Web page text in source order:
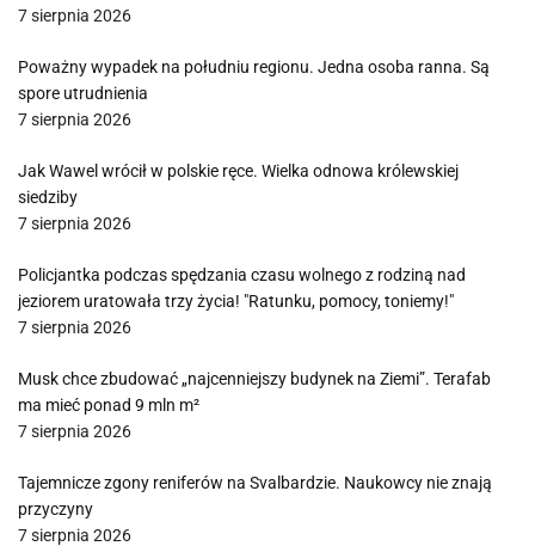
7 sierpnia 2026
Poważny wypadek na południu regionu. Jedna osoba ranna. Są
spore utrudnienia
7 sierpnia 2026
Jak Wawel wrócił w polskie ręce. Wielka odnowa królewskiej
siedziby
7 sierpnia 2026
Policjantka podczas spędzania czasu wolnego z rodziną nad
jeziorem uratowała trzy życia! "Ratunku, pomocy, toniemy!"
7 sierpnia 2026
Musk chce zbudować „najcenniejszy budynek na Ziemi”. Terafab
ma mieć ponad 9 mln m²
7 sierpnia 2026
Tajemnicze zgony reniferów na Svalbardzie. Naukowcy nie znają
przyczyny
7 sierpnia 2026